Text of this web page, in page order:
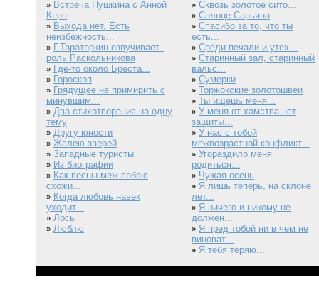
» Встреча Пушкина с Анной
Керн
» Выхода нет. Есть
неизбежность...
» Г.Тараторкин озвучивает..
роль Раскольникова
» Где-то около Бреста...
» Гороскоп
» Грядущее не примирить с
минувшим...
» Два стихотворения на одну
тему
» Другу юности
» Жалею зверей
» Западные туристы
» Из биографии
» Как весны меж собою
схожи...
» Когда любовь навек
уходит...
» Лось
» Люблю
» Сквозь золотое сито...
» Солнце Сарьяна
» Спасибо за то, что ты
есть...
» Среди печали и утех...
» Старинный зал, старинный
вальс...
» Сумерки
» Торжокские золотошвеи
» Ты ищешь меня...
» У меня от хамства нет
защиты...
» У нас с тобой
межвозрастной конфликт...
» Угораздило меня
родиться...
» Чужая осень
» Я лишь теперь, на склоне
лет...
» Я ничего и никому не
должен...
» Я пред тобой ни в чем не
виноват...
» Я тебя теряю...